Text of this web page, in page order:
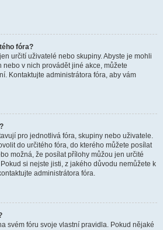
fóra?
určití uživatelé nebo skupiny. Abyste je mohli
nebo v nich provádět jiné akce, můžete
Kontaktujte administrátora fóra, aby vám
pro jednotlivá fóra, skupiny nebo uživatele.
do určitého fóra, do kterého můžete posílat
možná, že posílat přílohy můžou jen určité
si nejste jisti, z jakého důvodu nemůžete k
administrátora fóra.
svém fóru svoje vlastní pravidla. Pokud nějaké